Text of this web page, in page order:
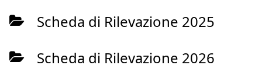
Scheda di Rilevazione 2025
Scheda di Rilevazione 2026